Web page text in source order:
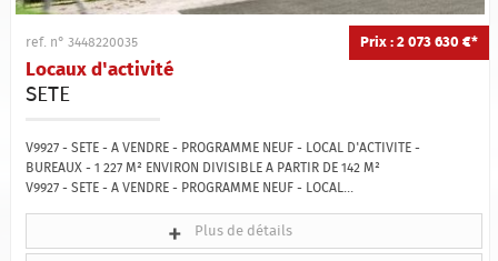
Prix : 2 073 630 €*
ref. n° 3448220035
Locaux d'activité
SETE
V9927 - SETE - A VENDRE - PROGRAMME NEUF - LOCAL D'ACTIVITE -
BUREAUX - 1 227 M² ENVIRON DIVISIBLE A PARTIR DE 142 M²
V9927 - SETE - A VENDRE - PROGRAMME NEUF - LOCAL...
Plus de détails